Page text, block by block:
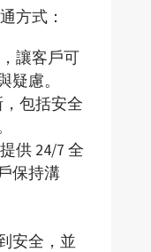
方式：
讓客戶可
疑慮。
包括安全
供24/7 全
保持溝
安全，並